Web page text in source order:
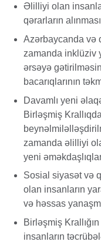
Əlilliyi olan
qərarların
Azərbaycanda və
zamanda inklüziv
ərsəyə
bacarıqlarının
Davamlı yeni
Birləşmiş
zamanda əlilliyi
yeni
Sosial siyasət və
olan insanların
və həssas
Birləşmiş
insanların